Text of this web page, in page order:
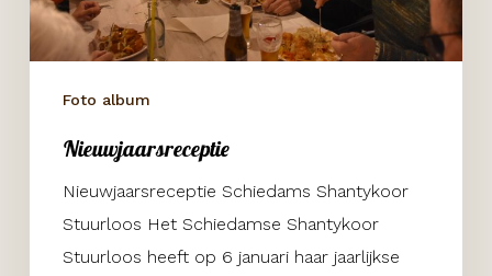
Foto album
Nieuwjaarsreceptie
Nieuwjaarsreceptie Schiedams Shantykoor
Stuurloos Het Schiedamse Shantykoor
Stuurloos heeft op 6 januari haar jaarlijkse